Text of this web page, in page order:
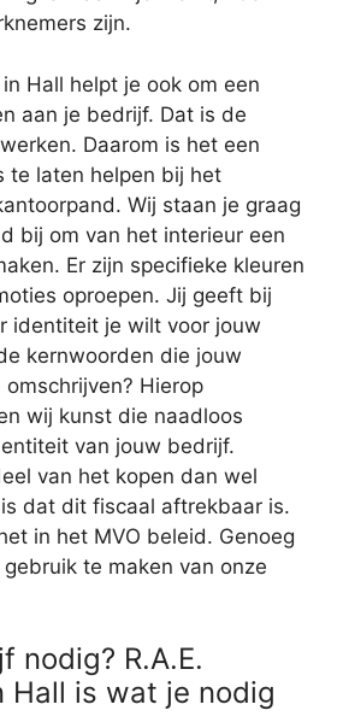
zijn.
Hall helpt je ook om een
aan je bedrijf. Dat is de
Daarom is het een
te laten helpen bij het
Wij staan je graag
bij om van het interieur een
Er zijn specifieke kleuren
oproepen. Jij geeft bij
identiteit je wilt voor jouw
kernwoorden die jouw
Hierop
wij kunst die naadloos
van jouw bedrijf.
van het kopen dan wel
dat dit fiscaal aftrekbaar is.
in het MVO beleid. Genoeg
te maken van onze
nodig? R.A.E.
Hall is wat je nodig